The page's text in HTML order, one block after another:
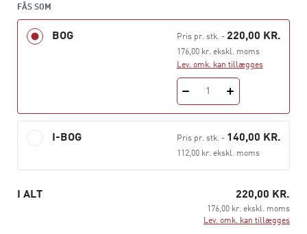
løsninger, kommer ikke af sig selv. Også online har
facilitator et meget stort ansvar for, at de lykkes.
FÅS SOM
BOG Pris pr. stk.- 220,00 KR.
176,00 kr. ekskl. moms
Lev. omk. kan tillægges
1
I-BOG Pris pr. stk.- 140,00 KR.
112,00 kr. ekskl. moms
I ALT 220,00 KR.
176,00 kr. ekskl. moms
Lev. omk. kan tillægges